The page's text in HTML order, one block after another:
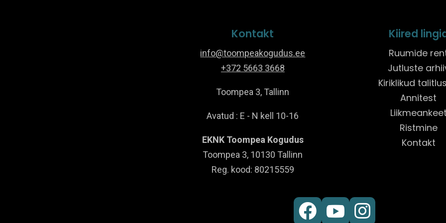
Kontakt
info@toompeakogudus.ee
+372 5663 3668
Toompea 3, Tallinn
Avatud : E - N kell 10-16
EKNK Toompea Kogudus
Toompea 3, 10130 Tallinn
Reg. kood: 80215559
Kiired
Ruumide
Jutluste
Kiriklikud
Annitest
Liikmeankeet
Ristmine
Kontakt
  